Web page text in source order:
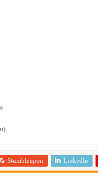
Stumbleupon LinkedIn